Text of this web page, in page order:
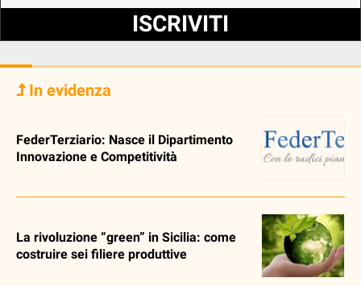
ISCRIVITI
In evidenza
FederTerziario: Nasce il Dipartimento
Innovazione e Competitività
La rivoluzione “green” in Sicilia: come
costruire sei filiere produttive